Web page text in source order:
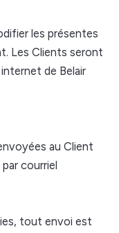
les présentes
Les Clients seront
de Belair
au Client
courriel
tout envoi est